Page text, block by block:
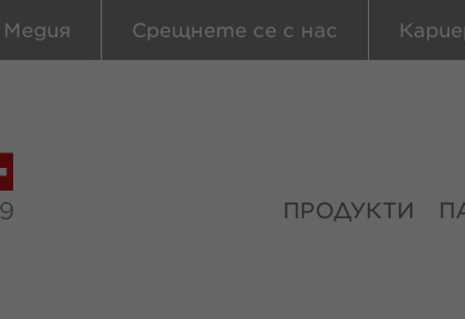
Медия Срещнете се с нас
ПРОДУКТИ